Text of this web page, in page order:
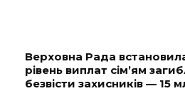
Верховна Рада
рівень виплат сім’ям
безвісти захисників — 15